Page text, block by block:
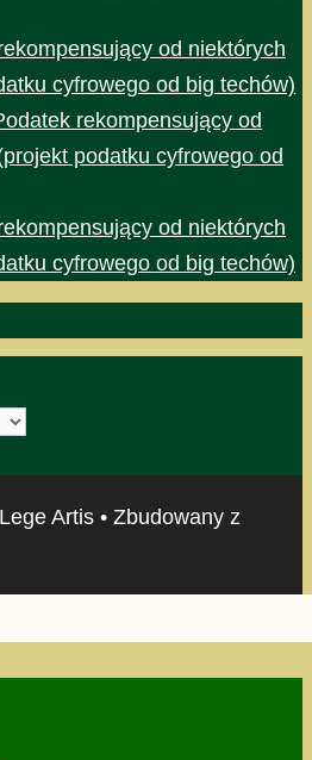
od niektórych
cyfrowego od big techów)
rekompensujący od
podatku cyfrowego od
od niektórych
cyfrowego od big techów)
Artis • Zbudowany z